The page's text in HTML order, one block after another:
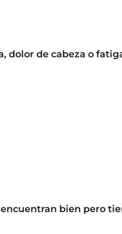
dolor de cabeza o
encuentran bien pero